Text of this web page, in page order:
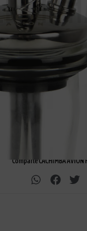
Comparte CACHIMBA AVION